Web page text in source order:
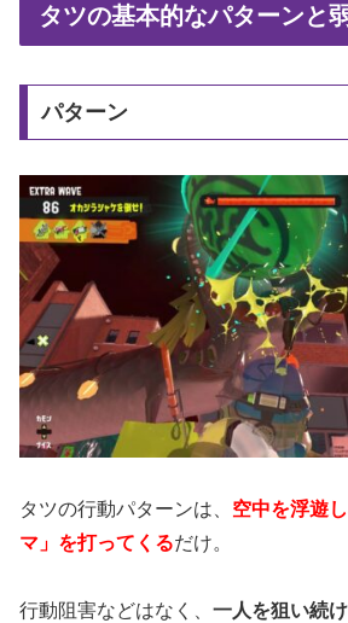
タツの基本的なパターンと
パターン
タツの行動パターンは、 空中を浮遊
マ」を打ってくるだけ。
行動阻害などはなく、 一人を狙い続